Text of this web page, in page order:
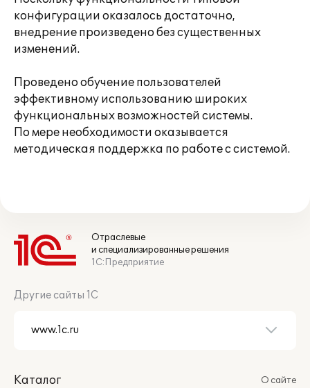
конфигурации оказалось достаточно,
внедрение произведено без существенных
изменений.
Проведено обучение пользователей
эффективному использованию широких
функциональных возможностей системы.
По мере необходимости оказывается
методическая поддержка по работе с системой.
Отраслевые
и специализированные решения
1С:Предприятие
Другие сайты 1С
Каталог
О сайте